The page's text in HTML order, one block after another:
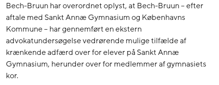
Bech-Bruun har overordnet oplyst, at Bech-Bruun – efter
aftale med Sankt Annæ Gymnasium og Københavns
Kommune – har gennemført en ekstern
advokatundersøgelse vedrørende mulige tilfælde af
krænkende adfærd over for elever på Sankt Annæ
Gymnasium, herunder over for medlemmer af gymnasiets
kor.